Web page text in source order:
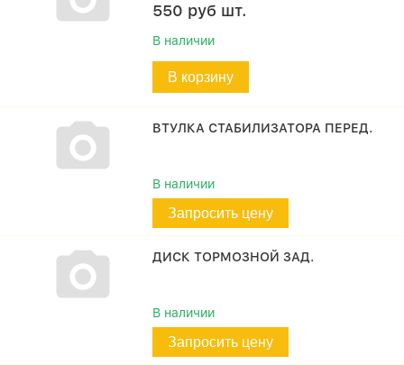
550 руб шт.
В наличии
В корзину
ВТУЛКА СТАБИЛИЗАТОРА ПЕРЕД.
В наличии
Запросить цену
ДИСК ТОРМОЗНОЙ ЗАД.
В наличии
Запросить цену